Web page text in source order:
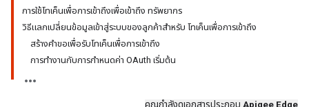
การใช้โทเค็นเพื่อการเข้าถึงเพื่อเข้าถึง ทรัพยากร
วิธีแลกเปลี่ยนข้อมูลเข้าสู่ระบบของลูกค้าสำหรับ โทเค็นเพื่อการเข้าถึง
สร้างคำขอเพื่อรับโทเค็นเพื่อการเข้าถึง
การทำงานกับการกำหนดค่า OAuth เริ่มต้น
คุณกำลังดูเอกสารประกอบ Apigee Edge